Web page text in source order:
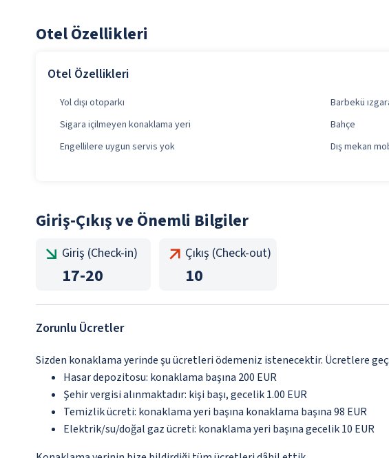
Otel Özellikleri
Otel Özellikleri
Yol dışı otoparkı Barbekü
Sigara içilmeyen konaklama yeri
Bahçe
Engellilere uygun servis yok
Dış mekan
Giriş-Çıkış ve Önemli Bilgiler
Giriş (Check-in)
17-20
Çıkış (Check-out)
10
Zorunlu Ücretler
Sizden konaklama yerinde şu ücretleri ödemeniz istenecektir. Ücretlere
Hasar depozitosu: konaklama başına 200 EUR
Şehir vergisi alınmaktadır: kişi başı, gecelik 1.00 EUR
Temizlik ücreti: konaklama yeri başına konaklama başına 98 EUR
Elektrik/su/doğal gaz ücreti: konaklama yeri başına gecelik 10 EUR